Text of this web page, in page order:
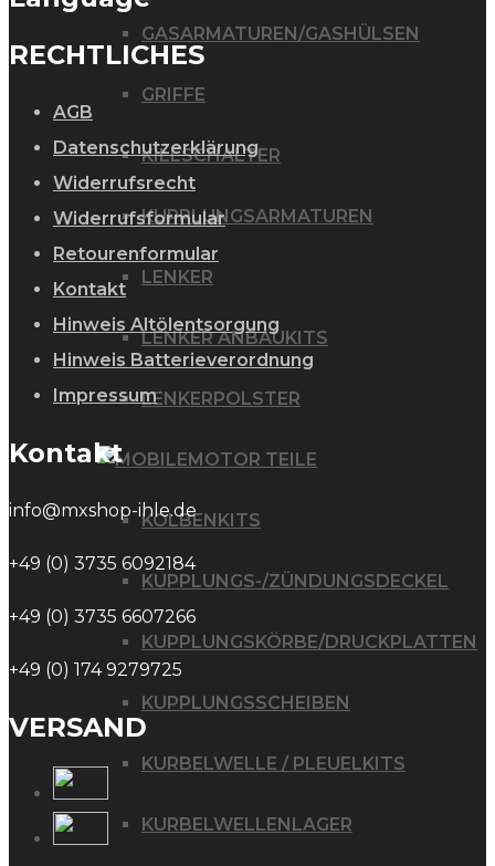
GASARMATUREN/GASHÜLSEN
GRIFFE
KILLSCHALTER
KUPPLUNGSARMATUREN
LENKER
LENKER ANBAUKITS
LENKERPOLSTER
MOTOR TEILE
KOLBENKITS
KUPPLUNGS-/ZÜNDUNGSDECKEL
KUPPLUNGSKÖRBE/DRUCKPLATTEN
KUPPLUNGSSCHEIBEN
KURBELWELLE / PLEUELKITS
KURBELWELLENLAGER
RECHTLICHES
AGB
Datenschutzerklärung
Widerrufsrecht
Widerrufsformular
Retourenformular
Kontakt
Hinweis Altölentsorgung
Hinweis Batterieverordnung
Impressum
Kontakt
info@mxshop-ihle.de
+49 (0) 3735 6092184
+49 (0) 3735 6607266
+49 (0) 174 9279725
VERSAND